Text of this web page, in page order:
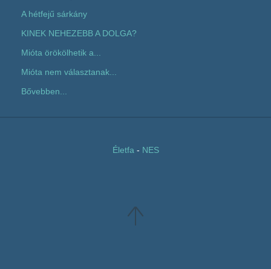
A hétfejű sárkány
KINEK NEHEZEBB A DOLGA?
Mióta örökölhetik a...
Mióta nem választanak...
Bővebben...
Életfa - NES